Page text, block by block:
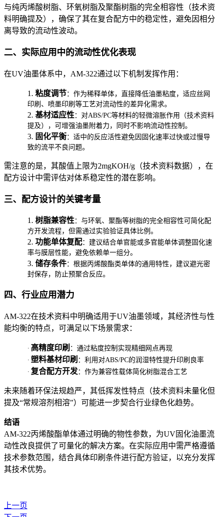
与纯丙烯酸树脂、环氧树脂及聚酯树脂的完全相容性（技术资
料明确提及），确保了其在复合配方中的稳定性，避免因相分
离导致的流动性波动。
二、实际应用中的流动性优化表现
在UV油墨体系中，AM-322通过以下机制发挥作用：
1. 粘度调节：作为稀释单体，直接降低油墨粘度，适应丝网
印刷、喷墨印刷等工艺对流动性的差异化需求。
2. 基材适应性：对ABS/PC等材料的轻微溶胀作用（技术资料
提及），可增强油墨附着力，同时不影响流动性控制。
3. 固化平衡：适中的反应活性避免因固化速率过快或过慢导
致的流平不良问题。
需注意的是，其酸值上限为2mgKOH/g（技术资料数据），在
配方设计中需评估对体系稳定性的潜在影响。
三、配方设计的关键考量
1. 树脂兼容性：与环氧、聚酯等树脂的完全相容性可简化配
方开发流程，但需通过实验验证具体比例。
2. 功能单体复配：建议结合单官能或多官能单体调整固化速
率与膜层性能，避免依赖单一组分。
3. 储存条件：根据丙烯酸酯类单体的通用特性，建议避光密
封保存，防止预聚合反应。
四、行业应用潜力
AM-322在技术资料中明确适用于UV油墨领域，其经济性与性
能均衡的特点，可满足以下场景需求：
· 高精度印刷 ：通过粘度控制实现精细网点再现
· 塑料基材印刷 ：利用对ABS/PC的润湿特性提升印刷良率
· 复合配方开发：作为兼容性载体简化树脂混合工艺
未来随着环保法规趋严，其低挥发性特点（技术资料未量化但
提及“常规溶剂相溶”）可能进一步契合行业绿色化趋势。
结语
AM-322丙烯酸酯单体通过明确的物性参数，为UV固化油墨流
动性改良提供了可量化的解决方案。在实际应用中需严格遵循
技术参数范围，结合具体印刷条件进行配方验证，以充分发挥
其技术优势。
上一页